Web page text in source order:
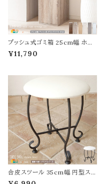
プッシュ式ゴミ箱 25cm幅 ホワ
イト ナチュラル グレージュ ブラウ
ン モカ 木目調柄 大理石調柄 無
ごみ入れ 幅25cm 奥行き30c
m 高さ80cm プッシュ扉 蓋付き
ゴミ箱 スリム
¥11,790
合皮スツール 35cm幅 円型スツ
ール 円形チェア 丸型 丸形チェ